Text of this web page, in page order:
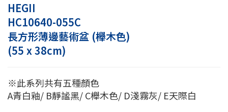
HEGII
HC10640-055C
長方形薄邊藝術盆 (櫸木色)
(55 x 38cm)
※此系列共有五種顏色
A青白釉/ B靜謐黑/ C櫸木色/ D淺霧灰/ E天際白